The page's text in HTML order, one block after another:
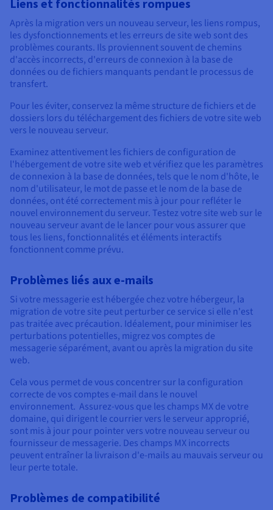
Liens et fonctionnalités rompues
Après la migration vers un nouveau serveur, les liens rompus,
les dysfonctionnements et les erreurs de site web sont des
problèmes courants. Ils proviennent souvent de chemins
d'accès incorrects, d'erreurs de connexion à la base de
données ou de fichiers manquants pendant le processus de
transfert.
Pour les éviter, conservez la même structure de fichiers et de
dossiers lors du téléchargement des fichiers de votre site web
vers le nouveau serveur.
Examinez attentivement les fichiers de configuration de
l'hébergement de votre site web et vérifiez que les paramètres
de connexion à la base de données, tels que le nom d'hôte, le
nom d'utilisateur, le mot de passe et le nom de la base de
données, ont été correctement mis à jour pour refléter le
nouvel environnement du serveur. Testez votre site web sur le
nouveau serveur avant de le lancer pour vous assurer que
tous les liens, fonctionnalités et éléments interactifs
fonctionnent comme prévu.
Problèmes liés aux e-mails
Si votre messagerie est hébergée chez votre hébergeur, la
migration de votre site peut perturber ce service si elle n'est
pas traitée avec précaution. Idéalement, pour minimiser les
perturbations potentielles, migrez vos comptes de
messagerie séparément, avant ou après la migration du site
web.
Cela vous permet de vous concentrer sur la configuration
correcte de vos comptes e-mail dans le nouvel
environnement. Assurez-vous que les champs MX de votre
domaine, qui dirigent le courrier vers le serveur approprié,
sont mis à jour pour pointer vers votre nouveau serveur ou
fournisseur de messagerie. Des champs MX incorrects
peuvent entraîner la livraison d'e-mails au mauvais serveur ou
leur perte totale.
Problèmes de compatibilité